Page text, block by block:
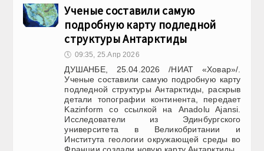
Ученые составили самую
подробную карту подледной
структуры Антарктиды
🕔 09:35, 25.Апр 2026
ДУШАНБЕ, 25.04.2026 /НИАТ «Ховар»/.
Ученые составили самую подробную карту
подледной структуры Антарктиды, раскрыв
детали топографии континента, передает
Kazinform со ссылкой на Anadolu Ajansi.
Исследователи из Эдинбургского
университета в Великобритании и
Института геологии окружающей среды во